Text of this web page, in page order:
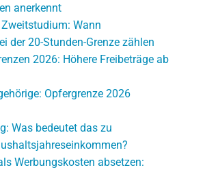
anerkennt
Wann
der 20-Stunden-Grenze zählen
2026: Höhere Freibeträge ab
Opfergrenze 2026
Was bedeutet das zu
Werbungskosten absetzen: